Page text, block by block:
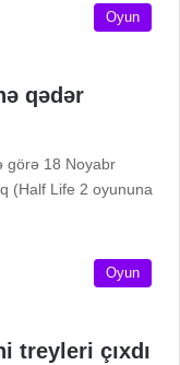
Oyun
qədər
görə 18 Noyabr
(Half Life 2 oyununa
Oyun
treyleri çıxdı